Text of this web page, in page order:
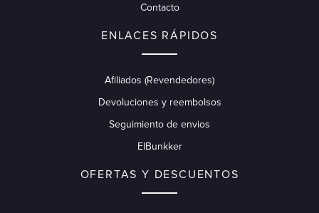
Contacto
ENLACES RÁPIDOS
Afiliados (Revendedores)
Devoluciones y reembolsos
Seguimiento de envios
ElBunkker
OFERTAS Y DESCUENTOS